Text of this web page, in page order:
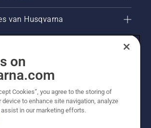
van Husqvarna
(publ). Alle rechten voorbehouden. De
on
Cookies”, you agree to the storing of
device to enhance site navigation, analyze
assist in our marketing efforts.